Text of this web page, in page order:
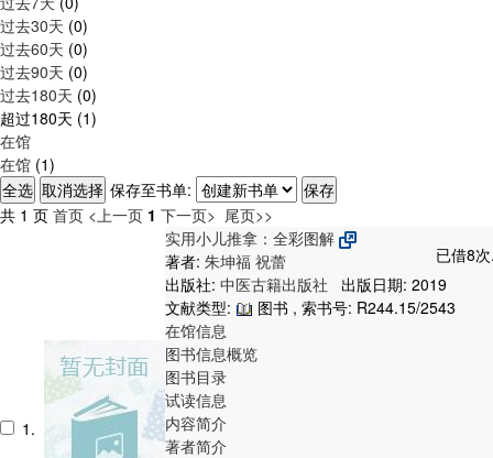
过去30天 (0)
过去60天 (0)
过去90天 (0)
过去180天 (0)
超过180天 (1)
在馆
在馆 (1)
保存至书单:
共 1 页 首页 <上一页 1 下一页> 尾页>>
1.
实用小儿推拿：全彩图解
已借8
著者: 朱坤福 祝蕾
出版社: 中医古籍出版社
出版日期: 2019
文献类型:
图书 , 索书号: R244.15/2543
在馆信息
图书信息概览
图书目录
试读信息
内容简介
著者简介